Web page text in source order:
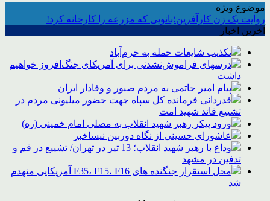
موضوع ویژه
روایت یک زن کارآفرین؛بانویی که مزرعه را کارخانه کرد!
آخرین اخبار
تکذیب شایعات حمله به خرم‌آباد
درسهای فراموش‌نشدنی برای آمریکای جنگ‌افروز خواهیم
داشت
پیام امیر حاتمی به مردم صبور و وفادار ایران
قدردانی فرمانده کل سپاه جهت حضور میلیونی مردم در
تشییع قائد شهید امت
ورود پیکر رهبر شهید انقلاب به مصلی امام خمینی (ره)
عاشورای حسینی از نگاه دوربین نیساخبر
وداع با رهبر شهید انقلاب؛ 13 تیر در تهران/ تشییع در قم و
تدفین در مشهد
محل استقرار جنگنده های F35، F15، F16 آمریکایی منهدم
شد